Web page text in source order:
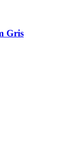
Gris